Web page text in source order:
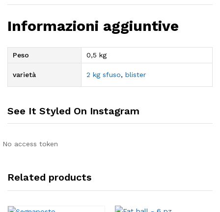
Informazioni aggiuntive
Peso 0,5 kg
varietà 2 kg sfuso, blister
See It Styled On Instagram
No access token
Related products